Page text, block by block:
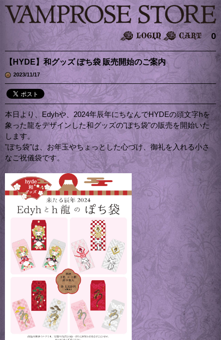
0
【HYDE】和グッズ ぽち袋 販売開始のご案内
2023/11/17
本日より、Edyhや、2024年辰年にちなんでHYDEの頭文字hを
象った龍をデザインした和グッズの"ぽち袋"の販売を開始いた
します。
"ぽち袋"は、お年玉やちょっとした心づけ、御礼を入れる小さ
なご祝儀袋です。